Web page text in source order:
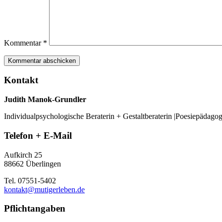
Kommentar *
Kontakt
Judith Manok-Grundler
Individualpsychologische Beraterin + Gestaltberaterin
Telefon + E-Mail
Aufkirch 25
88662 Überlingen
Tel. 07551-5402
kontakt@mutigerleben.de
Pflichtangaben